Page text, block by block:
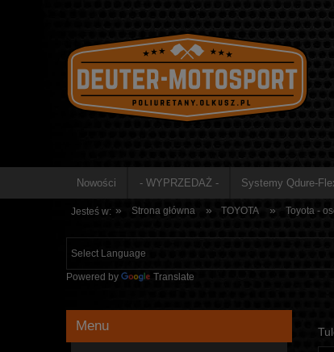
Nowości - WYPRZEDAŻ - Systemy Qdure-
Jesteś w: » Strona główna » TOYOTA » Toyota -
Powered by Translate
Menu